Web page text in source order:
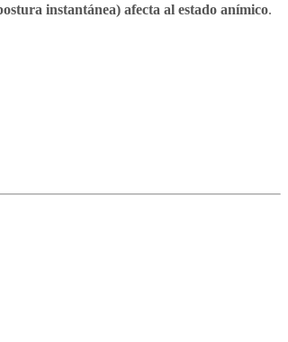
instantánea) afecta al estado anímico.